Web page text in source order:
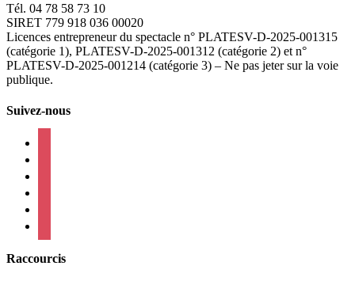
Tél. 04 78 58 73 10
SIRET 779 918 036 00020
Licences entrepreneur du spectacle n° PLATESV-D-2025-001315
(catégorie 1), PLATESV-D-2025-001312 (catégorie 2) et n°
PLATESV-D-2025-001214 (catégorie 3) – Ne pas jeter sur la voie
publique.
Suivez-nous
Raccourcis